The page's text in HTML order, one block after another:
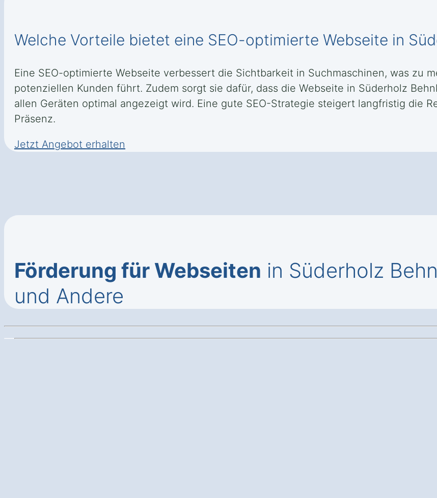
Welche Vorteile bietet eine SEO-optimierte Webseite in
Eine SEO-optimierte Webseite verbessert die Sichtbarkeit in Suchmaschinen, was zu
potenziellen Kunden führt. Zudem sorgt sie dafür, dass die Webseite in Süderholz
allen Geräten optimal angezeigt wird. Eine gute SEO-Strategie steigert langfristig die
Präsenz.
Jetzt Angebot erhalten
Förderung für Webseiten in Süderholz
und Andere